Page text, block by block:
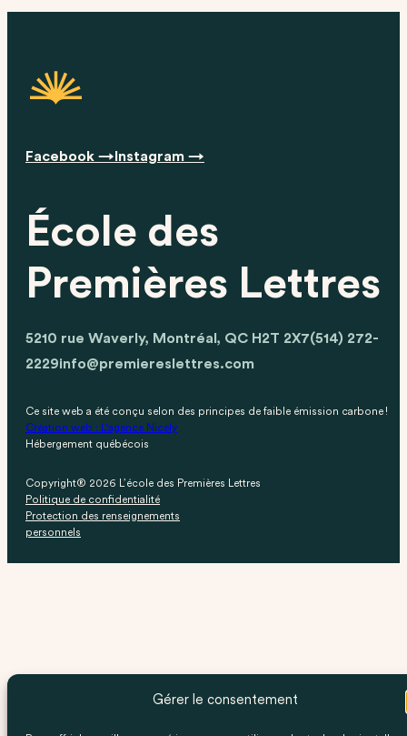
Gérer le consentement
Facebook →Instagram →
École des
Premières Lettres
5210 rue Waverly, Montréal, QC H2T 2X7(514) 272-
2229info@premiereslettres.com
Ce site web a été conçu selon des principes de faible émission carbone !
Création web : L'agence Nicely
Hébergement québécois
Copyright® 2026 L’école des Premières Lettres
Politique de confidentialité
Protection des renseignements
personnels